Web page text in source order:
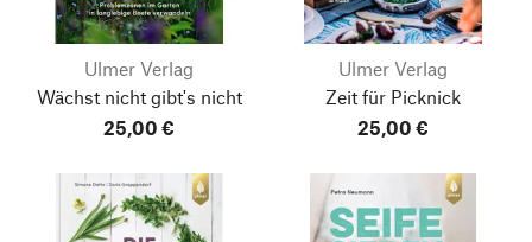
Ulmer Verlag
Wächst nicht gibt's nicht
25,00 €
Ulmer Verlag
Zeit für Picknick
25,00 €